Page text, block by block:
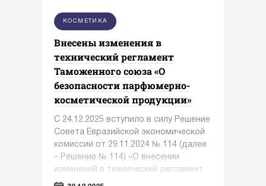
КОСМЕТИКА
Внесены изменения в
технический регламент
Таможенного союза «О
безопасности парфюмерно-
косметической продукции»
С 24.12.2025 вступило в силу Решение
Совета Евразийской экономической
комиссии от 29.11.2024 № 114 (далее
– Решение № 114) «О внесении
изменений в технический регламент
Таможенного союза «О безопасности